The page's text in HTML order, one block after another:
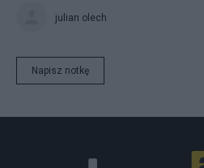
julian olech
Napisz notkę